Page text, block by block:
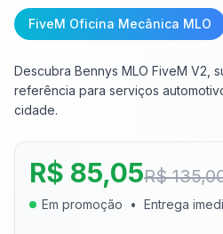
FiveM Oficina Mecânica MLO
Descubra Bennys MLO FiveM V2,
referência para serviços
cidade.
R$ 85,05R$
Em promoção • Entrega